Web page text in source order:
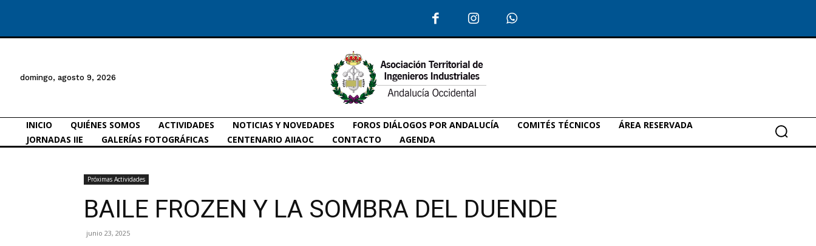
domingo, agosto 9, 2026
INICIO QUIÉNES SOMOS ACTIVIDADES NOTICIAS Y NOVEDADES FOROS DIÁLOGOS POR ANDALUCÍA COMITÉS TÉCNICOS
ÁREA RESERVADA
JORNADAS IIE
GALERÍAS FOTOGRÁFICAS CENTENARIO AIIAOC CONTACTO AGENDA
Próximas Actividades
BAILE FROZEN Y LA SOMBRA DEL DUENDE
junio 23, 2025